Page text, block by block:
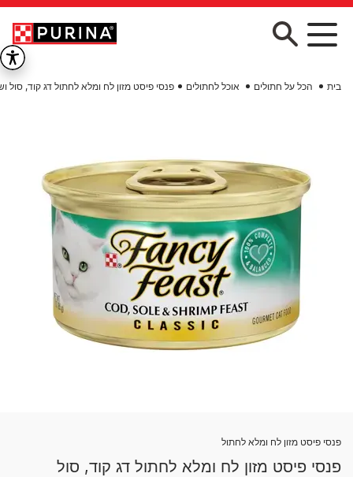
Skip to main content
בית הכל על חתולים אוכל לחתולים פנסי פיסט מזון לח ומלא לחתול דג קוד, סול
פנסי פיסט מזון לח ומלא לחתול
פנסי פיסט מזון לח ומלא לחתול דג קוד, סול